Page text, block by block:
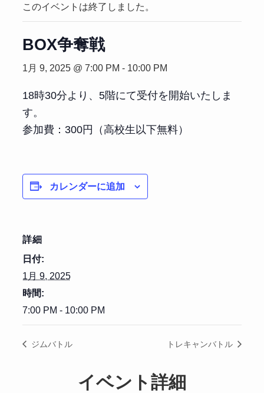
このイベントは終了しました。
BOX争奪戦
1月 9, 2025 @ 7:00 PM - 10:00 PM
18時30分より、5階にて受付を開始いたしま
す。
参加費：300円（高校生以下無料）
カレンダーに追加
詳細
日付:
1月 9, 2025
時間:
7:00 PM - 10:00 PM
ジムバトル トレキャンバトル
イベント詳細